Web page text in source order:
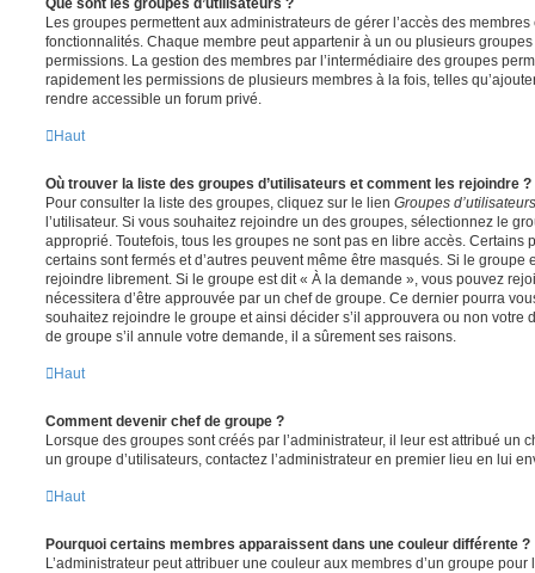
Les groupes permettent aux administrateurs de gérer l’accès des
fonctionnalités. Chaque membre peut appartenir à un ou plusieurs
permissions. La gestion des membres par l’intermédiaire des groupes
rapidement les permissions de plusieurs membres à la fois, telles
rendre accessible un forum privé.
Haut
Où trouver la liste des groupes d’utilisateurs et comment les rejoindre ?
Pour consulter la liste des groupes, cliquez sur le lien Groupes d’utilisateurs
l’utilisateur. Si vous souhaitez rejoindre un des groupes, sélectionnez le
approprié. Toutefois, tous les groupes ne sont pas en libre accès. Certains
certains sont fermés et d’autres peuvent même être masqués. Si le groupe
rejoindre librement. Si le groupe est dit « À la demande », vous pouvez
nécessitera d’être approuvée par un chef de groupe. Ce dernier pourra
souhaitez rejoindre le groupe et ainsi décider s’il approuvera ou non votre
de groupe s’il annule votre demande, il a sûrement ses raisons.
Haut
Comment devenir chef de groupe ?
Lorsque des groupes sont créés par l’administrateur, il leur est attribué un
un groupe d’utilisateurs, contactez l’administrateur en premier lieu en lui
Haut
Pourquoi certains membres apparaissent dans une couleur différente ?
L’administrateur peut attribuer une couleur aux membres d’un groupe